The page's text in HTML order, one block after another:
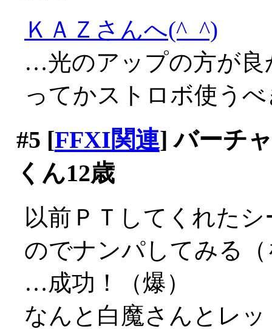
ＫＡＺさんへ(^_^)
…光のアップの方が良
ってかストロボ使う
#5 [FFXI関連] バーチ
くん12歳
以前ＰＴしてくれた
のでナンパしてみる（
…成功！（爆）
なんと白魔さんとレ